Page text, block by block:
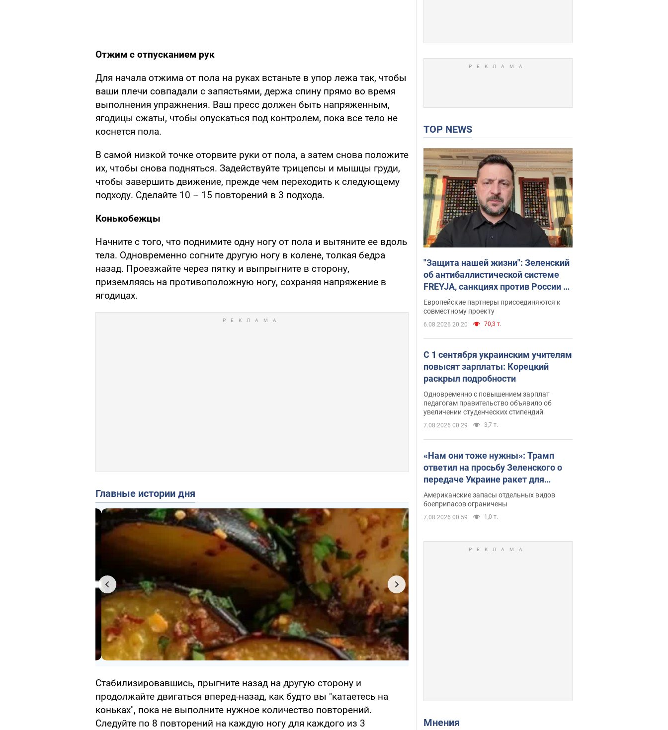
Отжим с отпусканием рук
Для начала отжима от пола на руках встаньте в упор лежа так, чтобы
ваши плечи совпадали с запястьями, держа спину прямо во время
выполнения упражнения. Ваш пресс должен быть напряженным,
ягодицы сжаты, чтобы опускаться под контролем, пока все тело не
коснется пола.
В самой низкой точке оторвите руки от пола, а затем снова положите
их, чтобы снова подняться. Задействуйте трицепсы и мышцы груди,
чтобы завершить движение, прежде чем переходить к следующему
подходу. Сделайте 10 – 15 повторений в 3 подхода.
Конькобежцы
Начните с того, что поднимите одну ногу от пола и вытяните ее вдоль
тела. Одновременно согните другую ногу в колене, толкая бедра
назад. Проезжайте через пятку и выпрыгните в сторону,
приземляясь на противоположную ногу, сохраняя напряжение в
ягодицах.
Главные истории дня
Стабилизировавшись, прыгните назад на другую сторону и
продолжайте двигаться вперед-назад, как будто вы "катаетесь на
коньках", пока не выполните нужное количество повторений.
Следуйте по 8 повторений на каждую ногу для каждого из 3
TOP NEWS
"Защита нашей жизни": Зеленский
об антибаллистической системе
FREYJA, санкциях против России и
поддержке аграриев. Видео
Европейские партнеры присоединяются к
совместному проекту
6.08.2026 20:20 70,3 т.
С 1 сентября украинским учителям
повысят зарплаты: Корецкий
раскрыл подробности
Одновременно с повышением зарплат
педагогам правительство объявило об
увеличении студенческих стипендий
7.08.2026 00:29 3,7 т.
«Нам они тоже нужны»: Трамп
ответил на просьбу Зеленского о
передаче Украине ракет для
Patriot
Американские запасы отдельных видов
боеприпасов ограничены
7.08.2026 00:59 1,0 т.
Мнения